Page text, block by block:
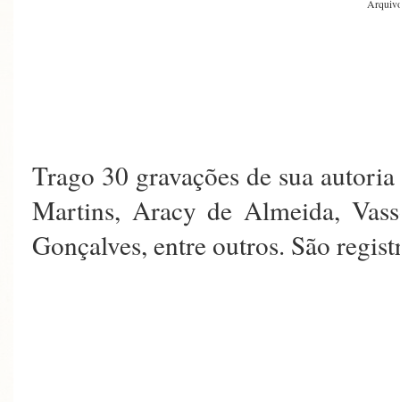
Trago 30 gravações de sua
Martins, Aracy de Almeida,
Gonçalves, entre outros. São